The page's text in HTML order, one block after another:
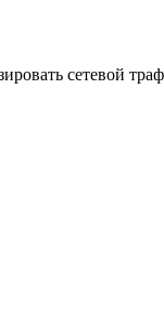
сетевой